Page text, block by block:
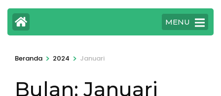
MENU
Beranda > 2024 > Januari
Bulan:Januari